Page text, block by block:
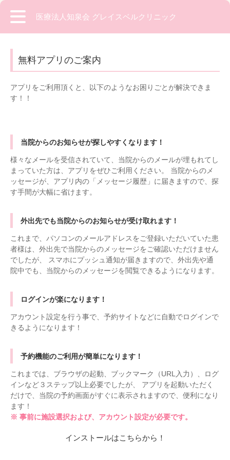
医療法人知泉会 グレイスベルクリニック
無料アプリのご案内
アプリをご利用頂くと、以下のようなお困りごとが解決できま
す！！
当院からのお知らせが探しやすくなります！
様々なメールを受信されていて、当院からのメールが埋もれてし
まっていた方は、アプリをぜひご利用ください。 当院からのメ
ッセージが、アプリ内の「メッセージ履歴」に届きますので、探
す手間が大幅に省けます。
外出先でも当院からのお知らせが受け取れます！
これまで、パソコンのメールアドレスをご登録いただいていた患
者様は、外出先で当院からのメッセージをご確認いただけません
でしたが、 スマホにプッシュ通知が届きますので、外出先や通
院中でも、当院からのメッセージを閲覧できるようになります。
ログインが楽になります！
アカウント設定を行う事で、予約サイトなどに自動でログインで
きるようになります！
予約機能のご利用が簡単になります！
これまでは、ブラウザの起動、ブックマーク（URL入力）、ログ
インなど３ステップ以上必要でしたが、 アプリを起動いただく
だけで、当院の予約画面がすぐに表示されますので、便利になり
ます！
※ 事前に施設選択および、アカウント設定が必要です。
インストールはこちらから！